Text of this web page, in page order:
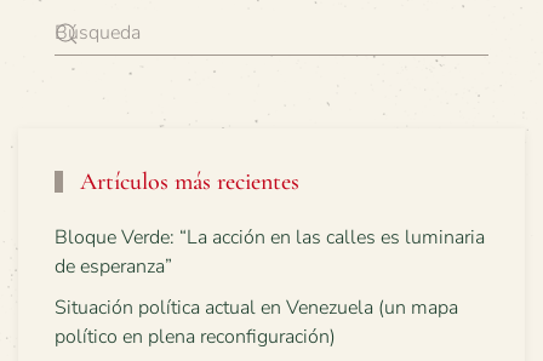
Artículos más recientes
Bloque Verde: “La acción en las calles es luminaria
de esperanza”
Situación política actual en Venezuela (un mapa
político en plena reconfiguración)